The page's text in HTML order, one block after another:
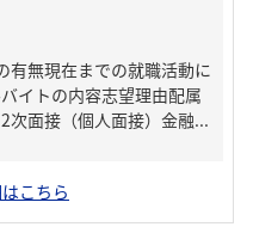
有無現在までの就職活動に
イトの内容志望理由配属
次面接（個人面接）金融...
こちら